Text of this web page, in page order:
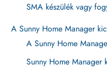
SMA készülék vagy
A Sunny Home Manager
A Sunny Home
Sunny Home Manager